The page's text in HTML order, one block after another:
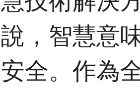
，智慧意
全。作為